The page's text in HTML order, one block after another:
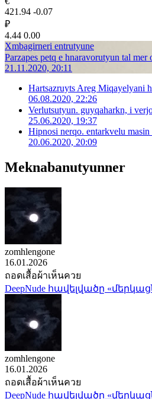
421.94 -0.07
₽
4.44 0.00
Xmbagirneri entrutyune
Parzapes petq e hnaravorutyun tal
21.11.2020, 20:11
Hartsazruyts Areg Miqayelyani
06.08.2020, 22:26
Verlutsutyun. guyqaharkn, i
25.06.2020, 19:37
Hipnosi nerqo. entarkvelu masin
20.06.2020, 20:09
Meknabanutyunner
zomhlengone
16.01.2026
ถอดเสื้อผ้าเห็นควย
DeepNude հավելվածը
zomhlengone
16.01.2026
ถอดเสื้อผ้าเห็นควย
DeepNude հավելվածը